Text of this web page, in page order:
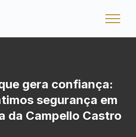
gera confiança:
segurança em
da Campello Castro